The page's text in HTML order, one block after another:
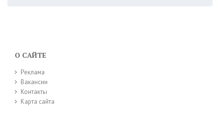
О САЙТЕ
Реклама
Вакансии
Контакты
Карта сайта